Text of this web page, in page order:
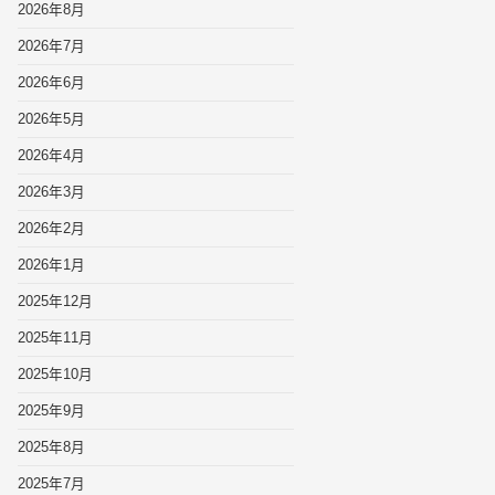
2026年8月
2026年7月
2026年6月
2026年5月
2026年4月
2026年3月
2026年2月
2026年1月
2025年12月
2025年11月
2025年10月
2025年9月
2025年8月
2025年7月